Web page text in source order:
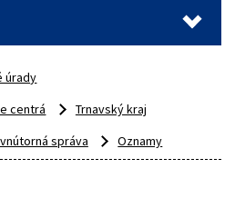
úrady
centrá
Trnavský kraj
správa Oznamy